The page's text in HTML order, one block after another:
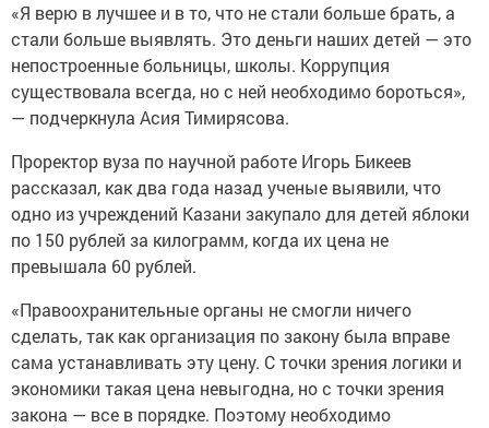
«Я верю в лучшее и в то, что не стали больше брать, а
стали больше выявлять. Это деньги наших детей — это
непостроенные больницы, школы. Коррупция
существовала всегда, но с ней необходимо бороться»,
— подчеркнула Асия Тимирясова.
Проректор вуза по научной работе Игорь Бикеев
рассказал, как два года назад ученые выявили, что
одно из учреждений Казани закупало для детей яблоки
по 150 рублей за килограмм, когда их цена не
превышала 60 рублей.
«Правоохранительные органы не смогли ничего
сделать, так как организация по закону была вправе
сама устанавливать эту цену. С точки зрения логики и
экономики такая цена невыгодна, но с точки зрения
закона — все в порядке. Поэтому необходимо